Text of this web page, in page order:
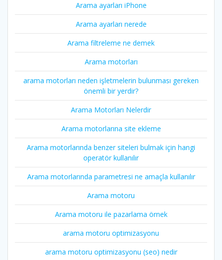
Arama ayarları iPhone
Arama ayarları nerede
Arama filtreleme ne demek
Arama motorları
arama motorları neden işletmelerin bulunması gereken
önemli bir yerdir?
Arama Motorları Nelerdir
Arama motorlarına site ekleme
Arama motorlarında benzer siteleri bulmak için hangi
operatör kullanılır
Arama motorlarında parametresi ne amaçla kullanılır
Arama motoru
Arama motoru ile pazarlama örnek
arama motoru optimizasyonu
arama motoru optimizasyonu (seo) nedir